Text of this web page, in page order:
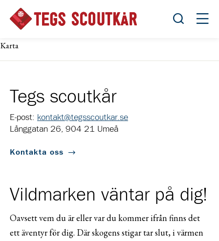
Öppna
Karta
Tegs scoutkår
E-post: kontakt@tegsscoutkar.se
Långgatan 26, 904 21 Umeå
Kontakta oss
Vildmarken väntar på dig!
Oavsett vem du är eller var du kommer ifrån finns det
ett äventyr för dig. Där skogens stigar tar slut, i värmen